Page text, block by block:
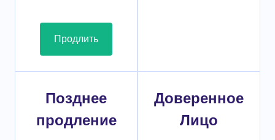
Продлить
Позднее
продление
Доверенное
Лицо